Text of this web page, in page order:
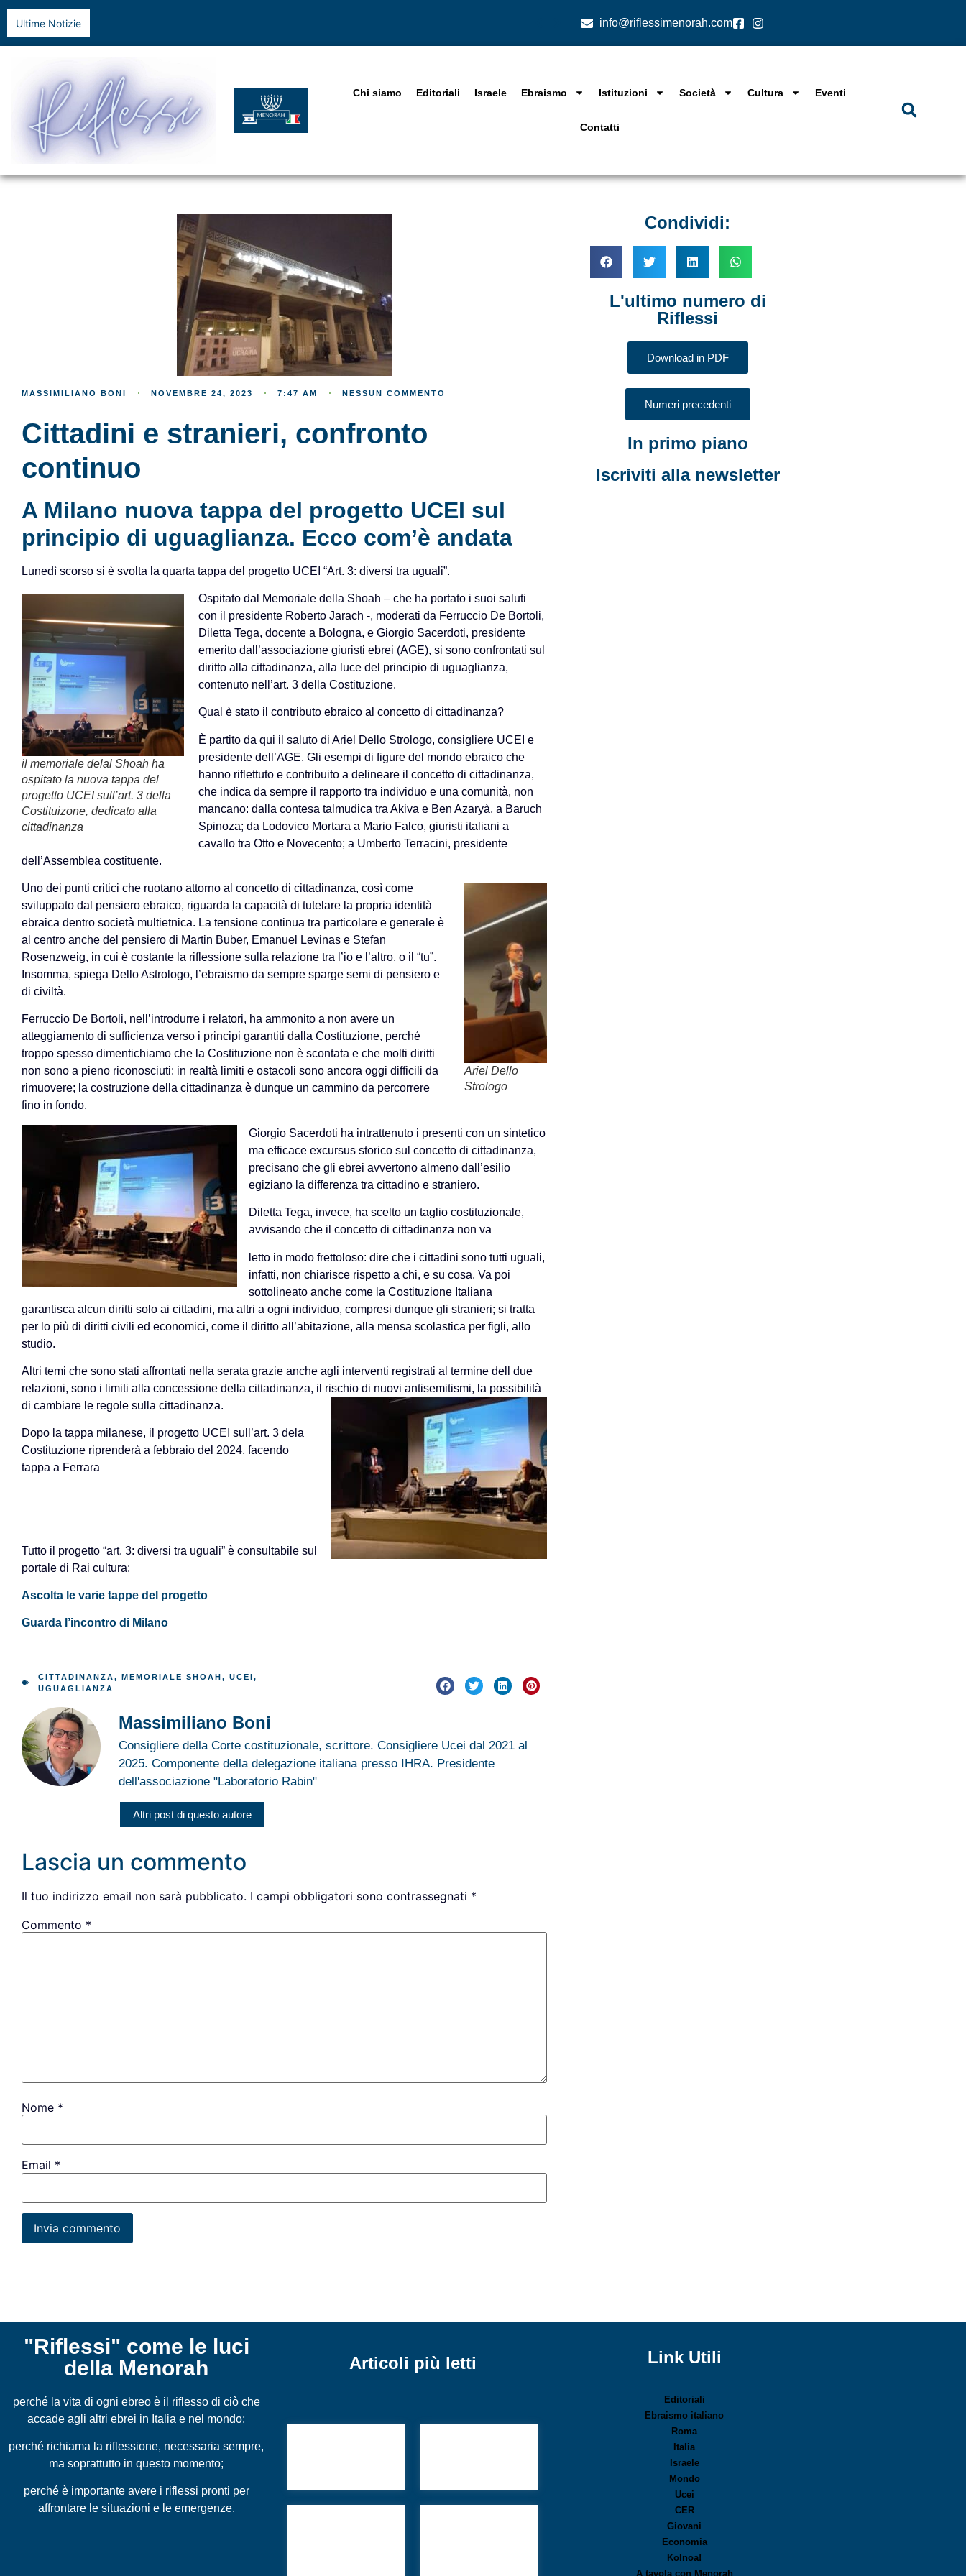
Ultime Notizie info@riflessimenorah.com
Chi siamo Editoriali Israele Ebraismo Istituzioni Società Cultura Eventi
Contatti
MASSIMILIANO BONI NOVEMBRE 24, 2023 7:47 AM NESSUN COMMENTO
Cittadini e stranieri, confronto
continuo
A Milano nuova tappa del progetto UCEI sul
principio di uguaglianza. Ecco com’è andata
Lunedì scorso si è svolta la quarta tappa del progetto UCEI “Art. 3: diversi tra uguali”.
il memoriale delal Shoah ha
ospitato la nuova tappa del
progetto UCEI sull’art. 3 della
Costituizone, dedicato alla
cittadinanza
Ospitato dal Memoriale della Shoah – che ha portato i suoi saluti
con il presidente Roberto Jarach -, moderati da Ferruccio De Bortoli,
Diletta Tega, docente a Bologna, e Giorgio Sacerdoti, presidente
emerito dall’associazione giuristi ebrei (AGE), si sono confrontati sul
diritto alla cittadinanza, alla luce del principio di uguaglianza,
contenuto nell’art. 3 della Costituzione.
Qual è stato il contributo ebraico al concetto di cittadinanza?
È partito da qui il saluto di Ariel Dello Strologo, consigliere UCEI e
presidente dell’AGE. Gli esempi di figure del mondo ebraico che
hanno riflettuto e contribuito a delineare il concetto di cittadinanza,
che indica da sempre il rapporto tra individuo e una comunità, non
mancano: dalla contesa talmudica tra Akiva e Ben Azaryà, a Baruch
Spinoza; da Lodovico Mortara a Mario Falco, giuristi italiani a
cavallo tra Otto e Novecento; a Umberto Terracini, presidente
dell’Assemblea costituente.
Ariel Dello
Strologo
Uno dei punti critici che ruotano attorno al concetto di cittadinanza, così come
sviluppato dal pensiero ebraico, riguarda la capacità di tutelare la propria identità
ebraica dentro società multietnica. La tensione continua tra particolare e generale è
al centro anche del pensiero di Martin Buber, Emanuel Levinas e Stefan
Rosenzweig, in cui è costante la riflessione sulla relazione tra l’io e l’altro, o il “tu”.
Insomma, spiega Dello Astrologo, l’ebraismo da sempre sparge semi di pensiero e
di civiltà.
Ferruccio De Bortoli, nell’introdurre i relatori, ha ammonito a non avere un
atteggiamento di sufficienza verso i principi garantiti dalla Costituzione, perché
troppo spesso dimentichiamo che la Costituzione non è scontata e che molti diritti
non sono a pieno riconosciuti: in realtà limiti e ostacoli sono ancora oggi difficili da
rimuovere; la costruzione della cittadinanza è dunque un cammino da percorrere
fino in fondo.
Giorgio Sacerdoti ha intrattenuto i presenti con un sintetico
ma efficace excursus storico sul concetto di cittadinanza,
precisano che gli ebrei avvertono almeno dall’esilio
egiziano la differenza tra cittadino e straniero.
Diletta Tega, invece, ha scelto un taglio costituzionale,
avvisando che il concetto di cittadinanza non va
letto in modo frettoloso: dire che i cittadini sono tutti uguali,
infatti, non chiarisce rispetto a chi, e su cosa. Va poi
sottolineato anche come la Costituzione Italiana
garantisca alcun diritti solo ai cittadini, ma altri a ogni individuo, compresi dunque gli stranieri; si tratta
per lo più di diritti civili ed economici, come il diritto all’abitazione, alla mensa scolastica per figli, allo
studio.
Altri temi che sono stati affrontati nella serata grazie anche agli interventi registrati al termine dell due
relazioni, sono i limiti alla concessione della cittadinanza, il rischio di nuovi antisemitismi, la possibilità
di cambiare le regole sulla cittadinanza.
Dopo la tappa milanese, il progetto UCEI sull’art. 3 dela
Costituzione riprenderà a febbraio del 2024, facendo
tappa a Ferrara
Tutto il progetto “art. 3: diversi tra uguali” è consultabile sul
portale di Rai cultura:
Ascolta le varie tappe del progetto
Guarda l’incontro di Milano
CITTADINANZA, MEMORIALE SHOAH, UCEI,
UGUAGLIANZA
Massimiliano Boni
Consigliere della Corte costituzionale, scrittore. Consigliere Ucei dal 2021 al
2025. Componente della delegazione italiana presso IHRA. Presidente
dell'associazione "Laboratorio Rabin"
Altri post di questo autore
Lascia un commento
Il tuo indirizzo email non sarà pubblicato. I campi obbligatori sono contrassegnati *
Commento *
Nome *
Email *
Condividi:
L'ultimo numero di
Riflessi
Download in PDF
Numeri precedenti
In primo piano
Iscriviti alla newsletter
"Riflessi" come le luci
della Menorah
perché la vita di ogni ebreo è il riflesso di ciò che
accade agli altri ebrei in Italia e nel mondo;
perché richiama la riflessione, necessaria sempre,
ma soprattutto in questo momento;
perché è importante avere i riflessi pronti per
affrontare le situazioni e le emergenze.
Articoli più letti Link Utili
Editoriali
Ebraismo italiano
Roma
Italia
Israele
Mondo
Ucei
CER
Giovani
Economia
Kolnoa!
A tavola con Menorah